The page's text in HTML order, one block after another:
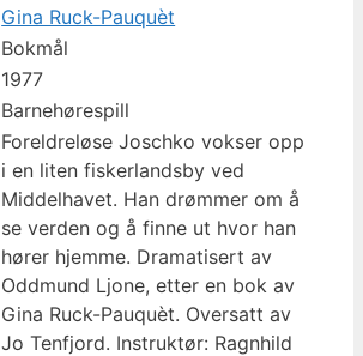
Gina Ruck-Pauquèt
Bokmål
1977
Barnehørespill
Foreldreløse Joschko vokser opp
i en liten fiskerlandsby ved
Middelhavet. Han drømmer om å
se verden og å finne ut hvor han
hører hjemme. Dramatisert av
Oddmund Ljone, etter en bok av
Gina Ruck-Pauquèt. Oversatt av
Jo Tenfjord. Instruktør: Ragnhild